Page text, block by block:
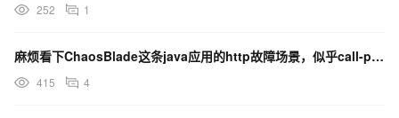
252 1
麻烦看下ChaosBlade这条java应用的http故障场景，似乎call-point并没有生效？
415 4